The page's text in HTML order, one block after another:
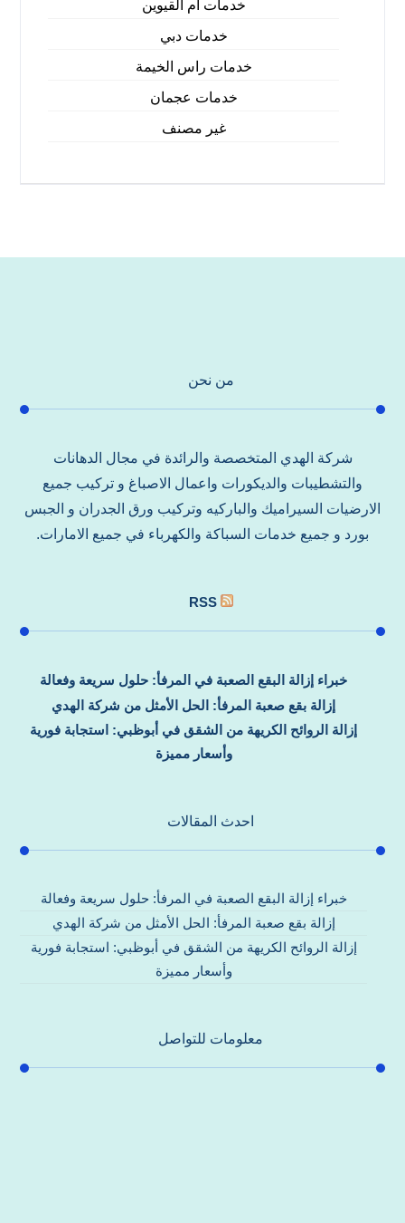
خدمات ام القيوين
خدمات دبي
خدمات راس الخيمة
خدمات عجمان
غير مصنف
من نحن
شركة الهدي المتخصصة والرائدة في مجال الدهانات
والتشطيبات والديكورات واعمال الاصباغ و تركيب جميع
الارضيات السيراميك والباركيه وتركيب ورق الجدران و الجبس
بورد و جميع خدمات السباكة والكهرباء في جميع الامارات.
RSS
خبراء إزالة البقع الصعبة في المرفأ: حلول سريعة وفعالة
إزالة بقع صعبة المرفأ: الحل الأمثل من شركة الهدي
إزالة الروائح الكريهة من الشقق في أبوظبي: استجابة فورية
وأسعار مميزة
احدث المقالات
خبراء إزالة البقع الصعبة في المرفأ: حلول سريعة وفعالة
إزالة بقع صعبة المرفأ: الحل الأمثل من شركة الهدي
إزالة الروائح الكريهة من الشقق في أبوظبي: استجابة فورية
وأسعار مميزة
معلومات للتواصل